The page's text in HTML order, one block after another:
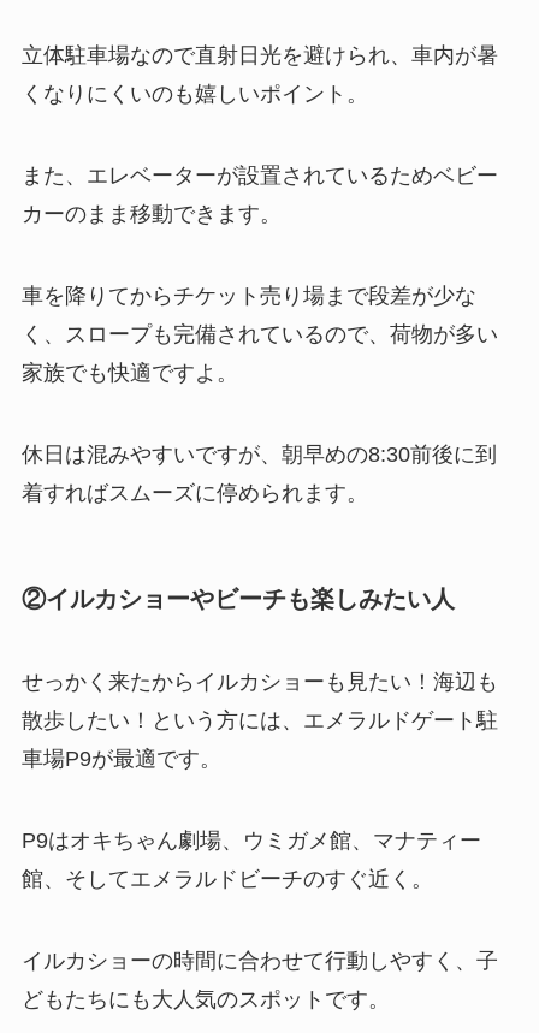
立体駐車場なので直射日光を避けられ、車内が暑
くなりにくいのも嬉しいポイント。
また、エレベーターが設置されているためベビー
カーのまま移動できます。
車を降りてからチケット売り場まで段差が少な
く、スロープも完備されているので、荷物が多い
家族でも快適ですよ。
休日は混みやすいですが、朝早めの8:30前後に到
着すればスムーズに停められます。
②イルカショーやビーチも楽しみたい人
せっかく来たからイルカショーも見たい！海辺も
散歩したい！という方には、エメラルドゲート駐
車場P9が最適です。
P9はオキちゃん劇場、ウミガメ館、マナティー
館、そしてエメラルドビーチのすぐ近く。
イルカショーの時間に合わせて行動しやすく、子
どもたちにも大人気のスポットです。